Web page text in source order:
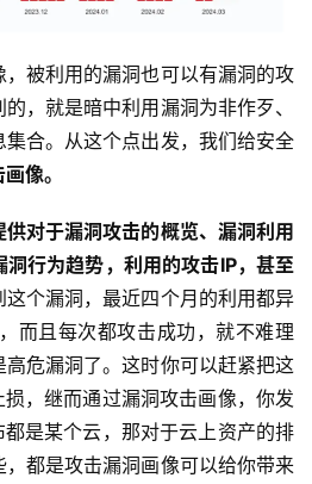
被利用的漏洞也可以有漏洞的攻
，就是暗中利用漏洞为非作歹、
合。从这个点出发，我们给安全
像。
对于漏洞攻击的概览、漏洞利用
行为趋势，利用的攻击IP，甚至
这个漏洞，最近四个月的利用都异
而且每次都攻击成功，就不难理
危漏洞了。这时你可以赶紧把这
，继而通过漏洞攻击画像，你发
是某个云，那对于云上资产的排
都是攻击漏洞画像可以给你带来